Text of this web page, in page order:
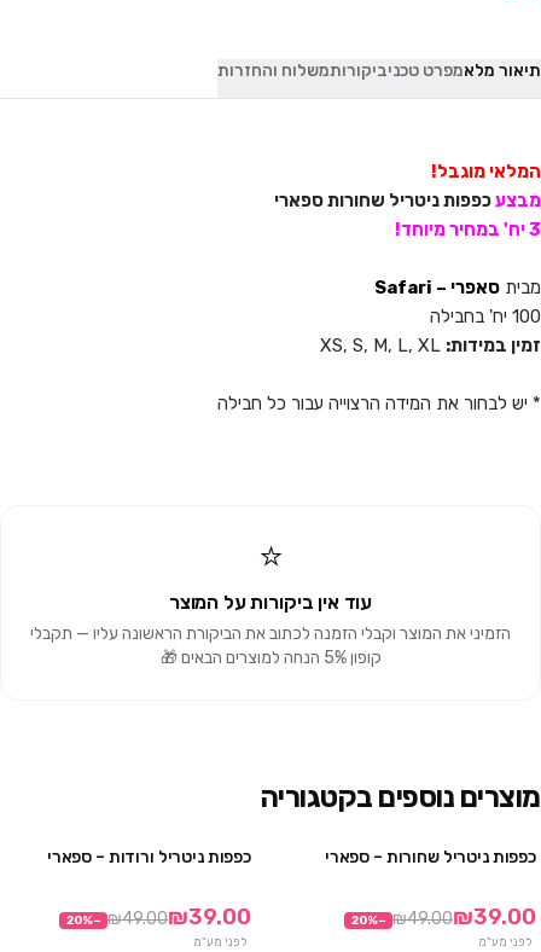
תיאור מלאמפרט טכניביקורותמשלוח והחזרות
המלאי מוגבל!
מבצעכפפות ניטריל שחורות ספארי
3 יח' במחיר מיוחד!
מבית סאפרי – Safari
100 יח' בחבילה
זמין במידות:
* יש לבחור את המידה הרצוייה עבור כל חבילה
⭐
עוד אין ביקורות על המוצר
הזמיני את המוצר וקבלי הזמנה לכתוב את הביקורת הראשונה עליו — תקבלי
קופון 5% הנחה למוצרים הבאים 🎁
מוצרים נוספים בקטגוריה
כפפות ניטריל שחורות – ספארי
₪39.00
₪49.00
−
20%
לפני מע"מ
כפפות ניטריל ורודות – ספארי
₪39.00
₪49.00
−
20%
לפני מע"מ